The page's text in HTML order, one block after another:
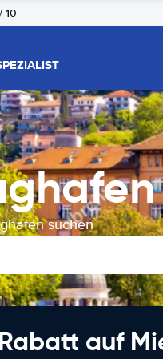
/ 10
suchen
Rabatt auf